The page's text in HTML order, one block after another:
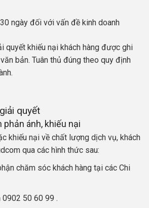
ngày đối với vấn đề kinh doanh
quyết khiếu nại khách hàng được ghi
bản. Tuân thủ đúng theo quy định
quyết
phản ánh, khiếu nại
khiếu nại về chất lượng dịch vụ, khách
qua các hình thức sau:
chăm sóc khách hàng tại các Chi
50 60 99 .